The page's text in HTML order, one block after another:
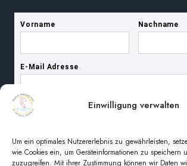
Einwilligung verwalten
Um ein optimales Nutzererlebnis zu gewährleisten,
wie Cookies ein, um Geräteinformationen zu speichern
zuzugreifen. Mit ihrer Zustimmung können wir Daten